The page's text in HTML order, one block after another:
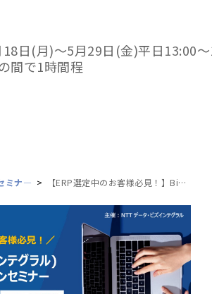
18日(月)～5月29日(金)平日13:00
間で1時間程
ミナ― 【ERP選定中のお客様必見！】Biz∫(ビズインテグラル) 無料オンラインセミナー